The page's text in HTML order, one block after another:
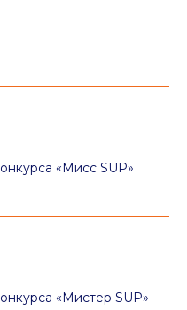
«Мисс SUP»
«Мистер SUP»